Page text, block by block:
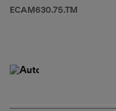
ECAM630.75.TM